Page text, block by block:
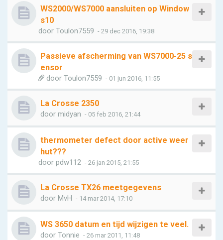
WS2000/WS7000 aansluiten op Window
s10
door Toulon7559 - 29 dec 2016, 19:38
Passieve afscherming van WS7000-25 s
ensor
door Toulon7559 - 01 jun 2016, 11:55
La Crosse 2350
door midyan - 05 feb 2016, 21:44
thermometer defect door active weer
hut???
door pdw112 - 26 jan 2015, 21:55
La Crosse TX26 meetgegevens
door MvH - 14 mar 2014, 17:10
WS 3650 datum en tijd wijzigen te veel.
door Tonnie - 26 mar 2011, 11:48